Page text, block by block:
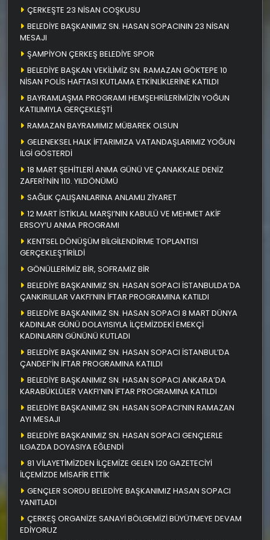
ÇERKEŞTE 23 NİSAN COŞKUSU
BELEDİYE BAŞKANIMIZ SN. HASAN SOPACININ 23 NİSAN
MESAJI
ŞAMPİYON ÇERKEŞ BELEDİYE SPOR
BELEDİYE BAŞKAN VEKİLİMİZ SN. RAMAZAN GÖKTEPE 10
NİSAN POLİS HAFTASI KUTLAMA ETKİNLİKLERİNE KATILDI
BAYRAMLAŞMA PROGRAMI HEMŞEHRİLERİMİZİN YOĞUN
KATILIMIYLA GERÇEKLEŞTİ
RAMAZAN BAYRAMIMIZ MÜBAREK OLSUN
GELENEKSEL HALK İFTARIMIZA VATANDAŞLARIMIZ YOĞUN
İLGİ GÖSTERDİ
18 MART ŞEHİTLERİ ANMA GÜNÜ VE ÇANAKKALE DENİZ
ZAFERİ’NİN 110. YILDÖNÜMÜ
SAĞLIK ÇALIŞANLARINA ANLAMLI ZİYARET
12 MART İSTİKLAL MARŞI’NIN KABULÜ VE MEHMET AKİF
ERSOY’U ANMA PROGRAMI
KENTSEL DÖNÜŞÜM BİLGİLENDİRME TOPLANTISI
GERÇEKLEŞTİRİLDİ
GÖNÜLLERİMİZ BİR, SOFRAMIZ BİR
BELEDİYE BAŞKANIMIZ SN. HASAN SOPACI İSTANBULDA’DA
ÇANKIRILILAR VAKFI’NIN İFTAR PROGRAMINA KATILDI
BELEDİYE BAŞKANIMIZ SN. HASAN SOPACI 8 MART DÜNYA
KADINLAR GÜNÜ DOLAYISIYLA İLÇEMİZDEKİ EMEKÇİ
KADINLARIN GÜNÜNÜ KUTLADI
BELEDİYE BAŞKANIMIZ SN. HASAN SOPACI İSTANBUL’DA
ÇANDEF’İN İFTAR PROGRAMINA KATILDI
BELEDİYE BAŞKANIMIZ SN. HASAN SOPACI ANKARA’DA
KARABÜKLÜLER VAKFI’NIN İFTAR PROGRAMINA KATILDI
BELEDİYE BAŞKANIMIZ SN. HASAN SOPACI’NIN RAMAZAN
AYI MESAJI
BELEDİYE BAŞKANIMIZ SN. HASAN SOPACI GENÇLERLE
ILGAZDA DOYASIYA EĞLENDİ
81 VİLAYETİMİZDEN İLÇEMİZE GELEN 120 GAZETECİYİ
İLÇEMİZDE MİSAFİR ETTİK
GENÇLER SORDU BELEDİYE BAŞKANIMIZ HASAN SOPACI
YANITLADI
ÇERKEŞ ORGANİZE SANAYİ BÖLGEMİZİ BÜYÜTMEYE DEVAM
EDİYORUZ